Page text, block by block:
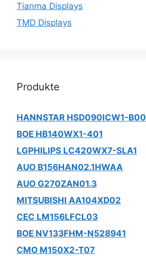
Tianma Displays
TMD Displays
Produkte
HANNSTAR HSD090ICW1-B00
BOE HB140WX1-401
LGPHILIPS LC420WX7-SLA1
AUO B156HAN02.1HWAA
AUO G270ZAN01.3
MITSUBISHI AA104XD02
CEC LM156LFCL03
BOE NV133FHM-N528941
CMO M150X2-T07